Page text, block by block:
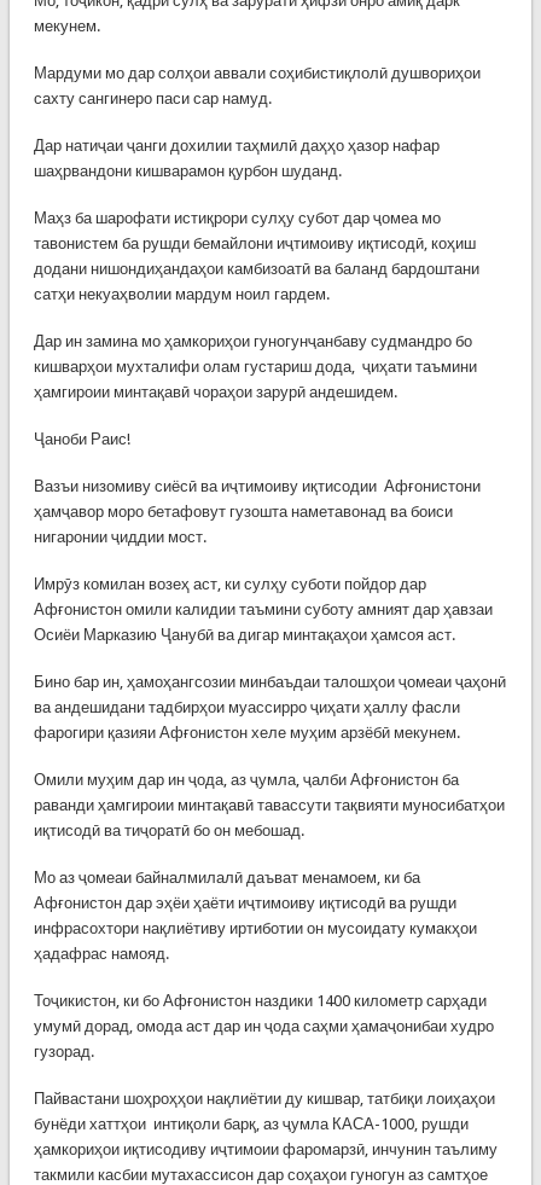
мекунем.
Мардуми мо дар солҳои аввали соҳибистиқлолӣ душвориҳои
сахту сангинеро паси сар намуд.
Дар натиҷаи ҷанги дохилии таҳмилӣ даҳҳо ҳазор нафар
шаҳрвандони кишварамон қурбон шуданд.
Маҳз ба шарофати истиқрори сулҳу субот дар ҷомеа мо
тавонистем ба рушди бемайлони иҷтимоиву иқтисодӣ, коҳиш
додани нишондиҳандаҳои камбизоатӣ ва баланд бардоштани
сатҳи некуаҳволии мардум ноил гардем.
Дар ин замина мо ҳамкориҳои гуногунҷанбаву судмандро бо
кишварҳои мухталифи олам густариш дода, ҷиҳати таъмини
ҳамгироии минтақавӣ чораҳои зарурӣ андешидем.
Ҷаноби Раис!
Вазъи низомиву сиёсӣ ва иҷтимоиву иқтисодии Афғонистони
ҳамҷавор моро бетафовут гузошта наметавонад ва боиси
нигаронии ҷиддии мост.
Имрӯз комилан возеҳ аст, ки сулҳу суботи пойдор дар
Афғонистон омили калидии таъмини суботу амният дар ҳавзаи
Осиёи Марказию Ҷанубӣ ва дигар минтақаҳои ҳамсоя аст.
Бино бар ин, ҳамоҳангсозии минбаъдаи талошҳои ҷомеаи ҷаҳонӣ
ва андешидани тадбирҳои муассирро ҷиҳати ҳаллу фасли
фарогири қазияи Афғонистон хеле муҳим арзёбӣ мекунем.
Омили муҳим дар ин ҷода, аз ҷумла, ҷалби Афғонистон ба
раванди ҳамгироии минтақавӣ тавассути тақвияти муносибатҳои
иқтисодӣ ва тиҷоратӣ бо он мебошад.
Мо аз ҷомеаи байналмилалӣ даъват менамоем, ки ба
Афғонистон дар эҳёи ҳаёти иҷтимоиву иқтисодӣ ва рушди
инфрасохтори нақлиётиву иртиботии он мусоидату кумакҳои
ҳадафрас намояд.
Тоҷикистон, ки бо Афғонистон наздики 1400 километр сарҳади
умумӣ дорад, омода аст дар ин ҷода саҳми ҳамаҷонибаи худро
гузорад.
Пайвастани шоҳроҳҳои нақлиётии ду кишвар, татбиқи лоиҳаҳои
бунёди хаттҳои интиқоли барқ, аз ҷумла КАСА-1000, рушди
ҳамкориҳои иқтисодиву иҷтимоии фаромарзӣ, инчунин таълиму
такмили касбии мутахассисон дар соҳаҳои гуногун аз самтҳое